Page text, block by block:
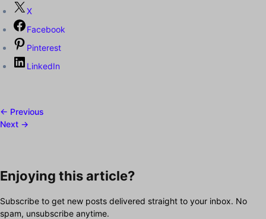
X
Facebook
Pinterest
LinkedIn
← Previous
Next →
Enjoying this article?
Subscribe to get new posts delivered straight to your inbox. No
spam, unsubscribe anytime.